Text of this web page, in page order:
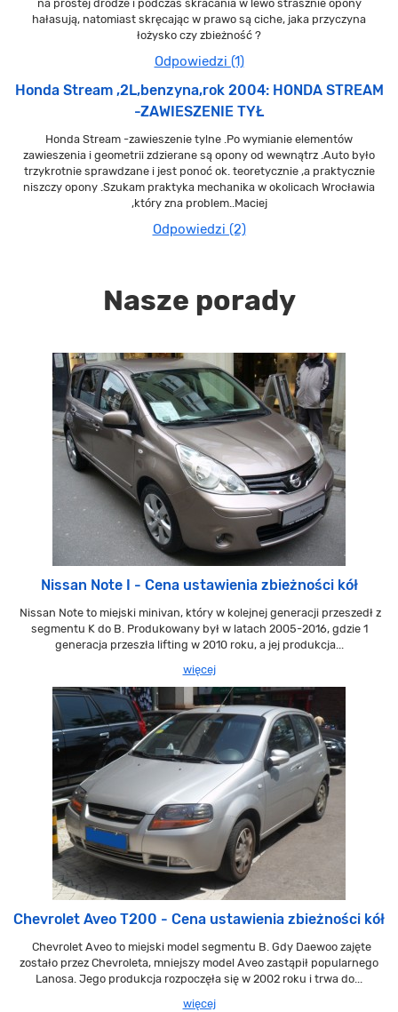
na prostej drodze i podczas skracania w lewo strasznie opony
hałasują, natomiast skręcając w prawo są ciche, jaka przyczyna
łożysko czy zbieżność ?
Odpowiedzi (1)
Honda Stream ,2L,benzyna,rok 2004: HONDA STREAM
-ZAWIESZENIE TYŁ
Honda Stream -zawieszenie tylne .Po wymianie elementów
zawieszenia i geometrii zdzierane są opony od wewnątrz .Auto było
trzykrotnie sprawdzane i jest ponoć ok. teoretycznie ,a praktycznie
niszczy opony .Szukam praktyka mechanika w okolicach Wrocławia
,który zna problem..Maciej
Odpowiedzi (2)
Nasze porady
Nissan Note I - Cena ustawienia zbieżności kół
Nissan Note to miejski minivan, który w kolejnej generacji przeszedł z
segmentu K do B. Produkowany był w latach 2005-2016, gdzie 1
generacja przeszła lifting w 2010 roku, a jej produkcja...
więcej
Chevrolet Aveo T200 - Cena ustawienia zbieżności kół
Chevrolet Aveo to miejski model segmentu B. Gdy Daewoo zajęte
zostało przez Chevroleta, mniejszy model Aveo zastąpił popularnego
Lanosa. Jego produkcja rozpoczęła się w 2002 roku i trwa do...
więcej